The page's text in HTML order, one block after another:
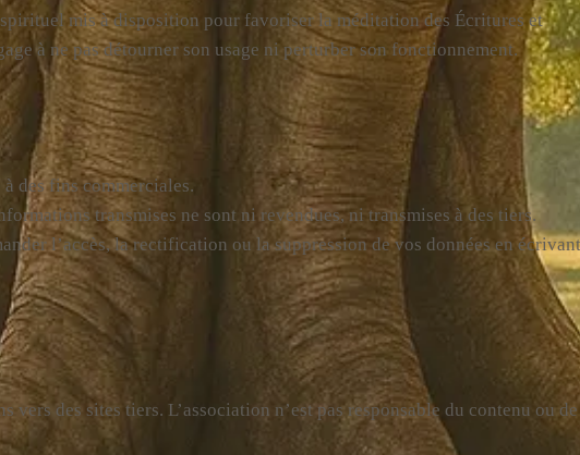
spirituel mis à disposition pour favoriser la méditation des Écritures et
à ne pas détourner son usage ni perturber son fonctionnement.
des fins commerciales.
transmises ne sont ni revendues, ni transmises à des tiers.
l’accès, la rectification ou la suppression de vos données en
vers des sites tiers. L’association n’est pas responsable du contenu ou